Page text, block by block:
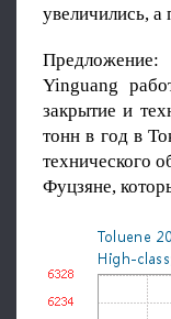
увеличились, а
Yinguang
закрытие и
тонн в год в
технического
Фуцзяне,